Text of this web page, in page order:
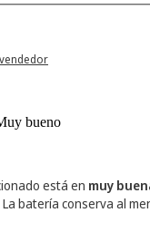
bueno
está en muy
batería conserva al